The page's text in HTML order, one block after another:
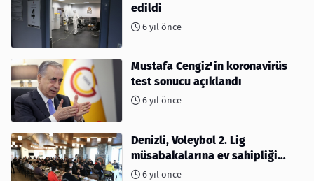
edildi
6 yıl önce
Mustafa Cengiz'in koronavirüs
test sonucu açıklandı
6 yıl önce
Denizli, Voleybol 2. Lig
müsabakalarına ev sahipliği
yapıyor
6 yıl önce